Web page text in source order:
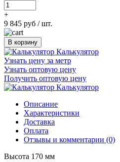
+
9 845 руб / шт.
В корзину
Калькулятор
Узнать цену за метр
Узнать оптовую цену
Получить оптовую цену
Калькулятор
Описание
Характеристики
Доставка
Оплата
Отзывы и комментарии (0)
Высота 170 мм